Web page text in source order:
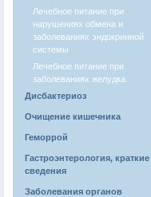
Лечебное питание при
нарушениях обмена и
заболеваниях эндокринной
системы
Лечебное питание при
заболеваниях желудка
Дисбактериоз
Очищение кишечника
Геморрой
Гастроэнтерология, краткие
сведения
Заболевания органов